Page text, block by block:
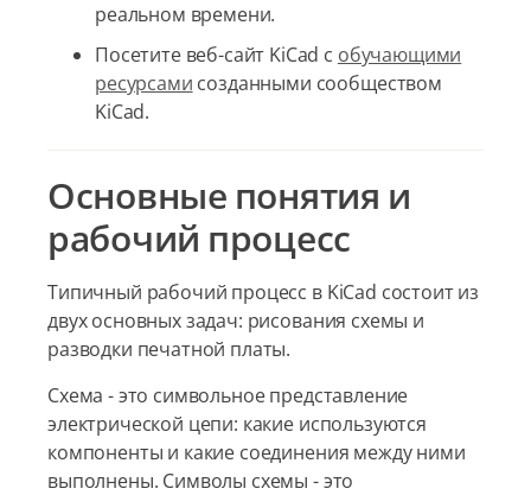
реальном времени.
Посетите веб-сайт KiCad с обучающими
ресурсами созданными сообществом
KiCad.
Основные понятия и
рабочий процесс
Типичный рабочий процесс в KiCad состоит из
двух основных задач: рисования схемы и
разводки печатной платы.
Схема - это символьное представление
электрической цепи: какие используются
компоненты и какие соединения между ними
выполнены. Символы схемы - это